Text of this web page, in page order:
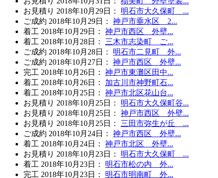
お見積り 2018年10月29日 ：
明石市大久保町 ...
ご成約 2018年10月29日 ：
神戸市垂水区 2...
着工 2018年10月29日 ：
神戸市西区 外壁...
着工 2018年10月28日 ：
三木市志染町 ご...
ご成約 2018年10月28日 ：
明石市二見町 外...
ご成約 2018年10月27日 ：
神戸市西区 外壁...
完工 2018年10月26日 ：
神戸市東灘区田中...
着工 2018年10月26日 ：
加古川市神野町石...
着工 2018年10月25日 ：
神戸市北区花山台...
お見積り 2018年10月25日 ：
明石市大久保町谷...
お見積り 2018年10月25日 ：
神戸市西区 外壁...
お見積り 2018年10月25日 ：
三田市弥生が丘 ...
ご成約 2018年10月24日 ：
神戸市西区 外壁...
着工 2018年10月24日 ：
神戸市北区 外壁...
お見積り 2018年10月23日 ：
明石市大久保町 ...
着工 2018年10月23日 ：
明石市松の内 外...
完工 2018年10月23日 ：
明石市明南町 外...